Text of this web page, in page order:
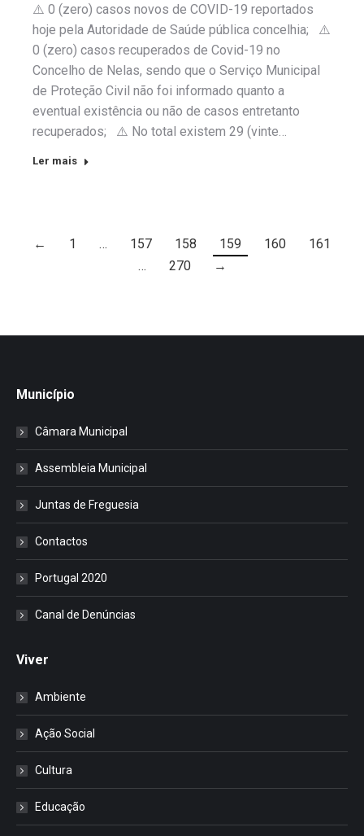
⚠️ 0 (zero) casos novos de COVID-19 reportados
hoje pela Autoridade de Saúde pública concelhia; ⚠️
0 (zero) casos recuperados de Covid-19 no
Concelho de Nelas, sendo que o Serviço Municipal
de Proteção Civil não foi informado quanto a
eventual existência ou não de casos entretanto
recuperados; ⚠️ No total existem 29 (vinte…
Ler mais
← 1 … 157 158 159 160
161
…
270 →
Município
Câmara Municipal
Assembleia Municipal
Juntas de Freguesia
Contactos
Portugal 2020
Canal de Denúncias
Viver
Ambiente
Ação Social
Cultura
Educação